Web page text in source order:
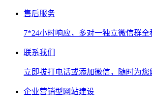
售后服务
7*24小时响应，多对一独立微信群全
联系我们
立即拔打电话或添加微信，随时为您
企业营销型网站建设